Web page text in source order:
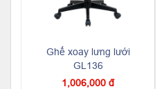
Ghế xoay lưng lưới
GL136
1,006,000 đ